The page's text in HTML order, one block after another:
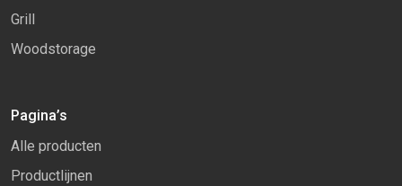
Grill
Woodstorage
Pagina’s
Alle producten
Productlijnen